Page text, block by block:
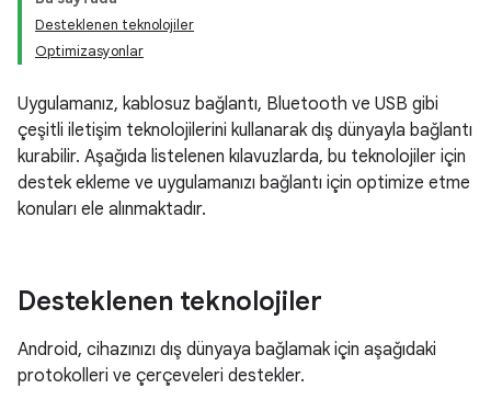
Desteklenen teknolojiler
Optimizasyonlar
Uygulamanız, kablosuz bağlantı, Bluetooth ve USB gibi
çeşitli iletişim teknolojilerini kullanarak dış dünyayla bağlantı
kurabilir. Aşağıda listelenen kılavuzlarda, bu teknolojiler için
destek ekleme ve uygulamanızı bağlantı için optimize etme
konuları ele alınmaktadır.
Desteklenen teknolojiler
Android, cihazınızı dış dünyaya bağlamak için aşağıdaki
protokolleri ve çerçeveleri destekler.